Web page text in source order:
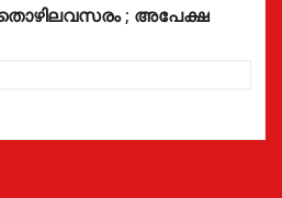
തൊഴിലവസരം ; അപേക്ഷ